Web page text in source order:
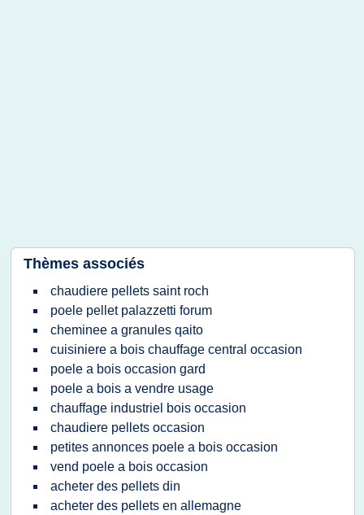
Thèmes associés
chaudiere pellets saint roch
poele pellet palazzetti forum
cheminee a granules qaito
cuisiniere a bois chauffage central occasion
poele a bois occasion gard
poele a bois a vendre usage
chauffage industriel bois occasion
chaudiere pellets occasion
petites annonces poele a bois occasion
vend poele a bois occasion
acheter des pellets din
acheter des pellets en allemagne